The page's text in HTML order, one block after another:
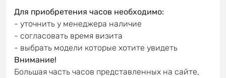
Для приобретения часов необходимо:
- уточнить у менеджера наличие
- согласовать время визита
- выбрать модели которые хотите увидеть
Внимание!
Большая часть часов представленных на сайте,